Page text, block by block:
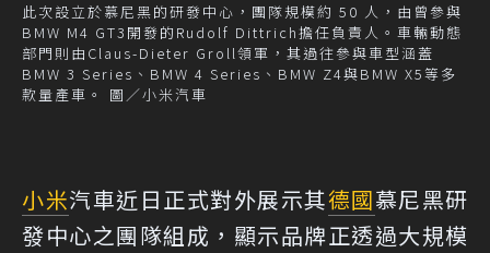
此次設立於慕尼黑的研發中心，團隊規模約 50 人，由曾參與
BMW M4 GT3開發的Rudolf Dittrich擔任負責人。車輛動態
部門則由Claus-Dieter Groll領軍，其過往參與車型涵蓋
BMW 3 Series、BMW 4 Series、BMW Z4與BMW X5等多
款量產車。 圖／小米汽車
小米汽車近日正式對外展示其德國慕尼黑研
發中心之團隊組成，顯示品牌正透過大規模